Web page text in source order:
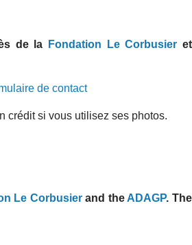
de la Fondation Le Corbusieret
de contact
crédit si vous utilisez ses photos.
Le Corbusierand the ADAGP. The